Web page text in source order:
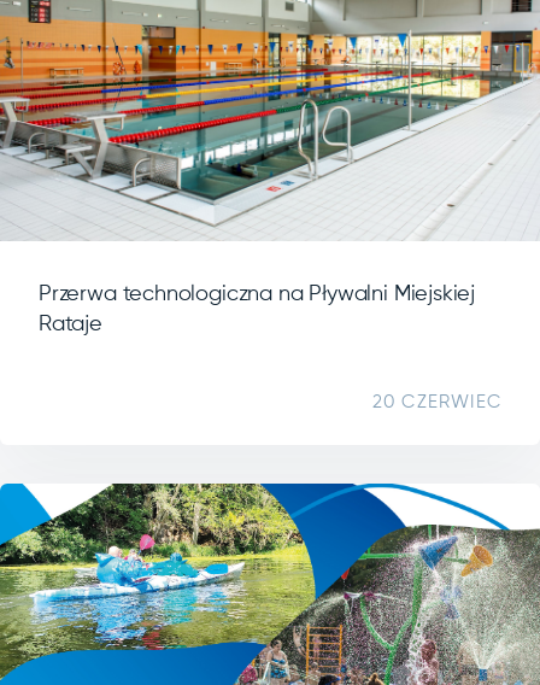
Przerwa technologiczna na Pływalni Miejskiej
Rataje
20 CZERWIEC